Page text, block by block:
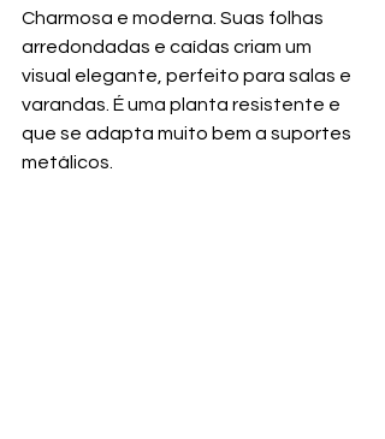
Charmosa e moderna. Suas folhas
arredondadas e caídas criam um
visual elegante, perfeito para salas e
varandas. É uma planta resistente e
que se adapta muito bem a suportes
metálicos.